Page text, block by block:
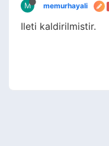
M memurhayali
Ileti kaldirilmistir.